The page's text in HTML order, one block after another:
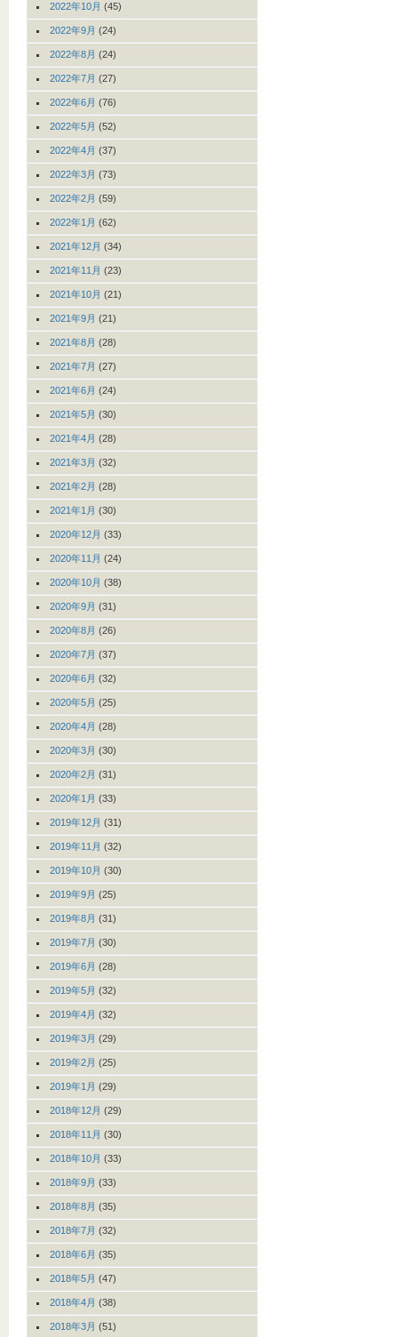
2022年10月 (45)
2022年9月 (24)
2022年8月 (24)
2022年7月 (27)
2022年6月 (76)
2022年5月 (52)
2022年4月 (37)
2022年3月 (73)
2022年2月 (59)
2022年1月 (62)
2021年12月 (34)
2021年11月 (23)
2021年10月 (21)
2021年9月 (21)
2021年8月 (28)
2021年7月 (27)
2021年6月 (24)
2021年5月 (30)
2021年4月 (28)
2021年3月 (32)
2021年2月 (28)
2021年1月 (30)
2020年12月 (33)
2020年11月 (24)
2020年10月 (38)
2020年9月 (31)
2020年8月 (26)
2020年7月 (37)
2020年6月 (32)
2020年5月 (25)
2020年4月 (28)
2020年3月 (30)
2020年2月 (31)
2020年1月 (33)
2019年12月 (31)
2019年11月 (32)
2019年10月 (30)
2019年9月 (25)
2019年8月 (31)
2019年7月 (30)
2019年6月 (28)
2019年5月 (32)
2019年4月 (32)
2019年3月 (29)
2019年2月 (25)
2019年1月 (29)
2018年12月 (29)
2018年11月 (30)
2018年10月 (33)
2018年9月 (33)
2018年8月 (35)
2018年7月 (32)
2018年6月 (35)
2018年5月 (47)
2018年4月 (38)
2018年3月 (51)